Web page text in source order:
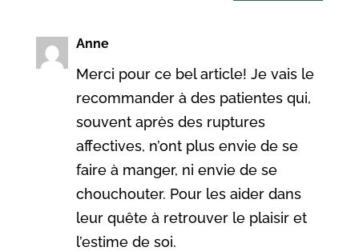
Anne
Merci pour ce bel article! Je vais le
recommander à des patientes qui,
souvent après des ruptures
affectives, n’ont plus envie de se
faire à manger, ni envie de se
chouchouter. Pour les aider dans
leur quête à retrouver le plaisir et
l’estime de soi.